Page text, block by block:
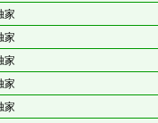
家
家
家
家
家